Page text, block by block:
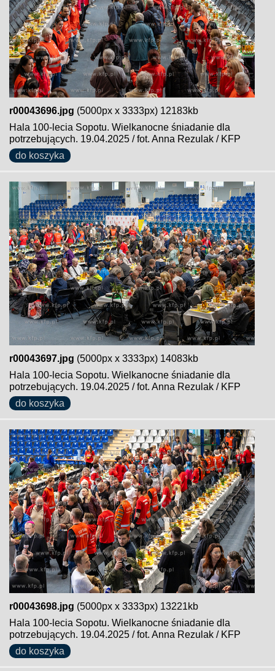
r00043696.jpg (5000px x 3333px) 12183kb
Hala 100-lecia Sopotu. Wielkanocne śniadanie dla
potrzebujących. 19.04.2025 / fot. Anna Rezulak / KFP
do koszyka
r00043697.jpg (5000px x 3333px) 14083kb
Hala 100-lecia Sopotu. Wielkanocne śniadanie dla
potrzebujących. 19.04.2025 / fot. Anna Rezulak / KFP
do koszyka
r00043698.jpg (5000px x 3333px) 13221kb
Hala 100-lecia Sopotu. Wielkanocne śniadanie dla
potrzebujących. 19.04.2025 / fot. Anna Rezulak / KFP
do koszyka